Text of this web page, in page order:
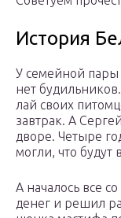
История
У семейной пары
нет
лай своих
завтрак. А
дворе. Четыре
могли, что будут
А началось все
денег и решил